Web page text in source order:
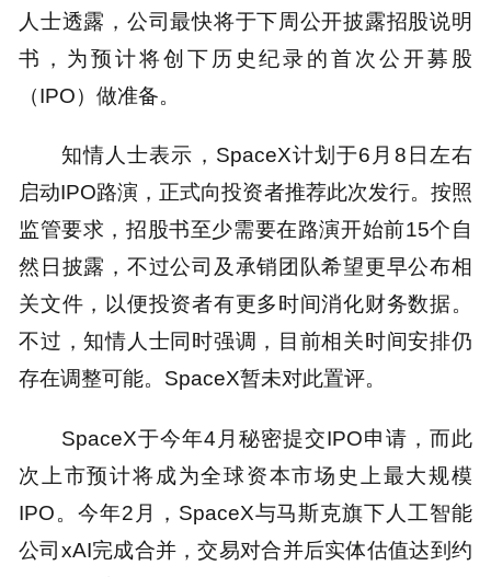
人士透露，公司最快将于下周公开披露招股说明
书，为预计将创下历史纪录的首次公开募股
（IPO）做准备。
知情人士表示，SpaceX计划于6月8日左右
启动IPO路演，正式向投资者推荐此次发行。按照
监管要求，招股书至少需要在路演开始前15个自
然日披露，不过公司及承销团队希望更早公布相
关文件，以便投资者有更多时间消化财务数据。
不过，知情人士同时强调，目前相关时间安排仍
存在调整可能。SpaceX暂未对此置评。
SpaceX于今年4月秘密提交IPO申请，而此
次上市预计将成为全球资本市场史上最大规模
IPO。今年2月，SpaceX与马斯克旗下人工智能
公司xAI完成合并，交易对合并后实体估值达到约